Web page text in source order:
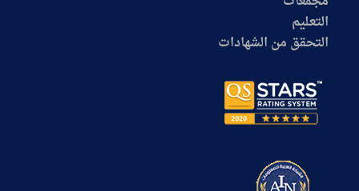
التعليم
التحقق من الشهادات